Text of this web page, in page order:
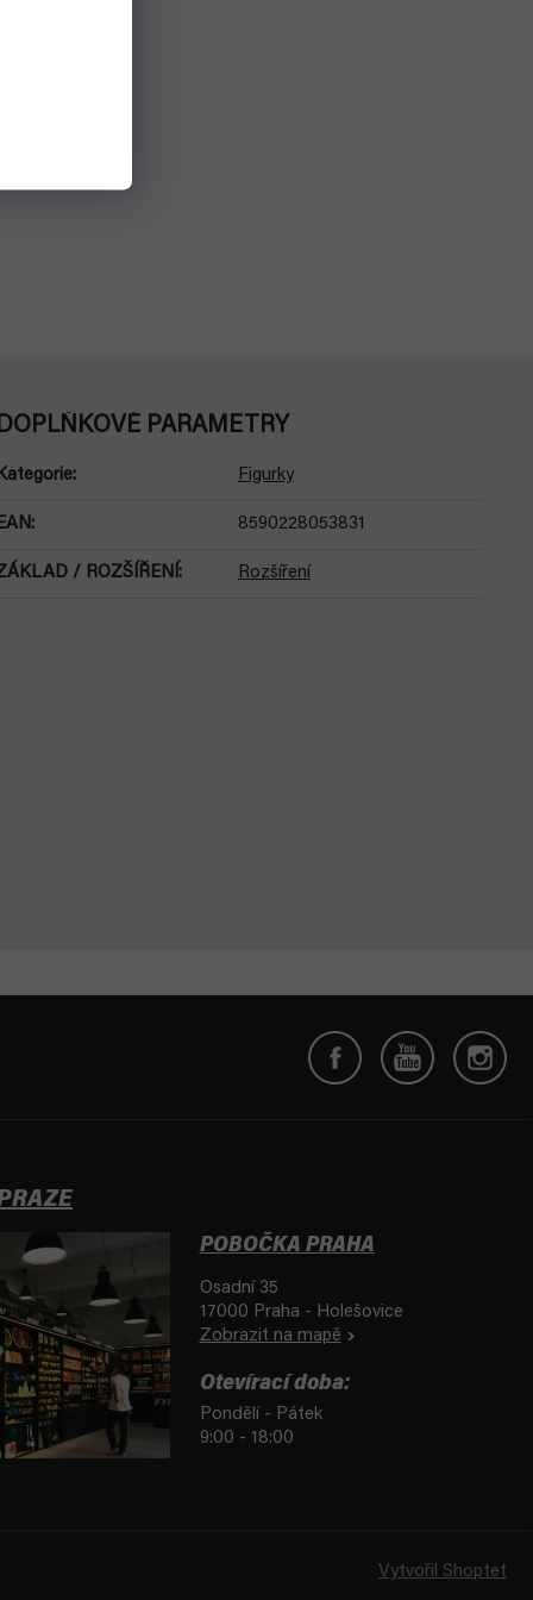
PARAMETRY
: Figurky
: 8590228053831
/ ROZŠÍŘENÍ: Rozšíření
POBOČKA PRAHA
Osadní 35
17000 Praha - Holešovice
Zobrazit na mapě
Otevírací doba:
Pondělí - Pátek
9:00 - 18:00
Vytvořil Shoptet